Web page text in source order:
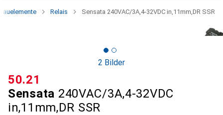
Relais Sensata 240VAC/3A,4-32VDC in,11mm,DR SSR
2 Bilder
Sensata 240VAC/3A,4-32VDC
in,11mm,DR SSR
CHF
50.21